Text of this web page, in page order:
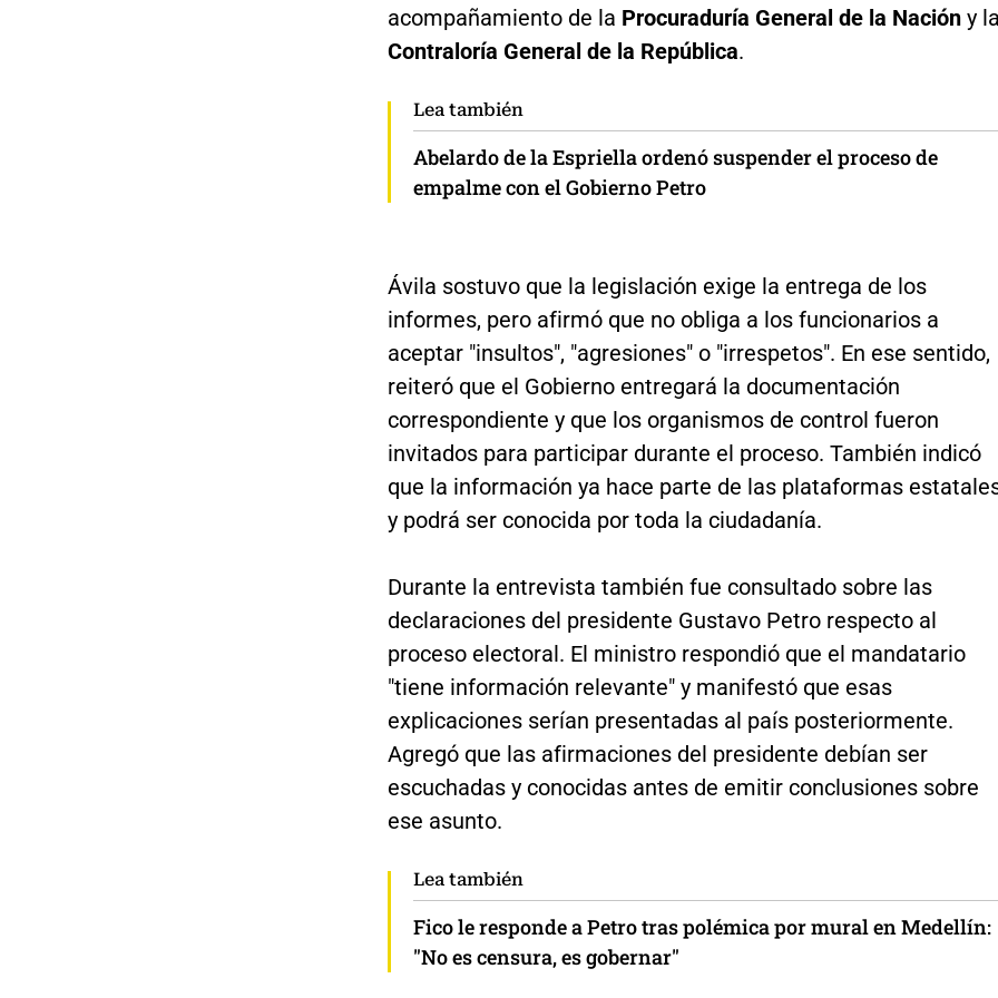
acompañamiento de la Procuraduría General de la Nacióny
Contraloría General de la República.
Lea también
Abelardo de la Espriella ordenó suspender el proceso de
empalme con el Gobierno Petro
Ávila sostuvo que la legislación exige la entrega de los
informes, pero afirmó que no obliga a los funcionarios a
aceptar "insultos", "agresiones" o "irrespetos". En ese sentido,
reiteró que el Gobierno entregará la documentación
correspondiente y que los organismos de control fueron
invitados para participar durante el proceso. También indicó
que la información ya hace parte de las plataformas
y podrá ser conocida por toda la ciudadanía.
Durante la entrevista también fue consultado sobre las
declaraciones del presidente Gustavo Petro respecto al
proceso electoral. El ministro respondió que el mandatario
"tiene información relevante" y manifestó que esas
explicaciones serían presentadas al país posteriormente.
Agregó que las afirmaciones del presidente debían ser
escuchadas y conocidas antes de emitir conclusiones sobre
ese asunto.
Lea también
Fico le responde a Petro tras polémica por mural en Medellín:
"No es censura, es gobernar"